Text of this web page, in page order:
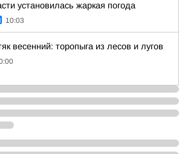
установилась жаркая погода
10:03
весенний: торопыга из лесов и лугов